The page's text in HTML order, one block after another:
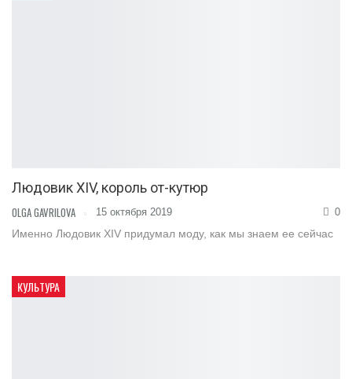
Людовик XIV, король от-кутюр
OLGA GAVRILOVA 15 октября 2019 0
Именно Людовик XIV придумал моду, как мы знаем ее сейчас
КУЛЬТУРА